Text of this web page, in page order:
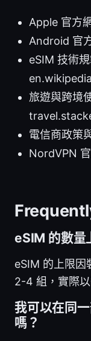
Apple 官方
Android 官
eSIM 技術
旅遊與跨境
電信商政策
NordVPN
eSIM 的數量
eSIM 的上限因
2-4 組，實際
我可以在同
嗎？